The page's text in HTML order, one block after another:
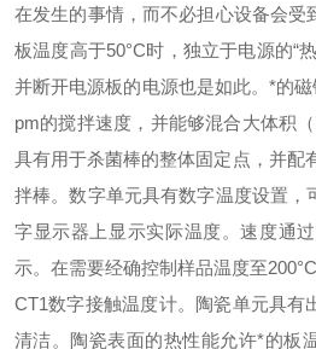
在发生的事情，而不必担心设备会受
板温度高于50°C时，独立于电源的“
并断开电源板的电源也是如此。*的
pm的搅拌速度，并能够混合大体积（
具有用于杀菌棒的整体固定点，并配
拌棒。数字单元具有数字温度设置，
字显示器上显示实际温度。速度通过
示。在需要经确控制样品温度至
CT1数字接触温度计。 陶瓷单元具有
清洁。陶瓷表面的热性能允许*的板